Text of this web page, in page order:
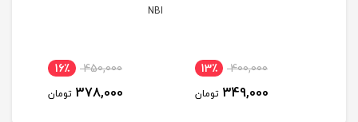
400,000 13٪
349,000 تومان
NBI
450,000 16٪
378,000 تومان